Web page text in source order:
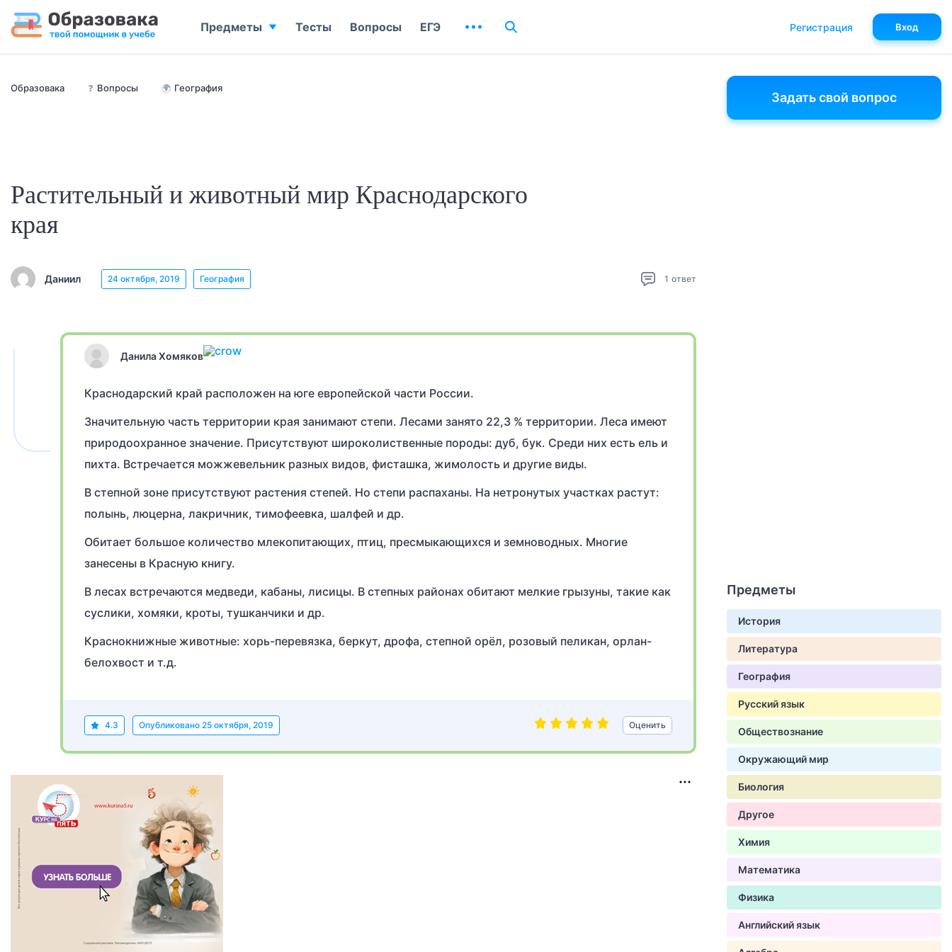
Образовака ❓ Вопросы 🌍 География
Растительный и животный мир Краснодарского
края
Даниил 24 октября, 2019 География 1 ответ
Данила Хомяков
Краснодарский край расположен на юге европейской части России.
Значительную часть территории края занимают степи. Лесами занято 22,3 % территории. Леса имеют
природоохранное значение. Присутствуют широколиственные породы: дуб, бук. Среди них есть ель и
пихта. Встречается можжевельник разных видов, фисташка, жимолость и другие виды.
В степной зоне присутствуют растения степей. Но степи распаханы. На нетронутых участках растут:
полынь, люцерна, лакричник, тимофеевка, шалфей и др.
Обитает большое количество млекопитающих, птиц, пресмыкающихся и земноводных. Многие
занесены в Красную книгу.
В лесах встречаются медведи, кабаны, лисицы. В степных районах обитают мелкие грызуны, такие как
суслики, хомяки, кроты, тушканчики и др.
Краснокнижные животные: хорь-перевязка, беркут, дрофа, степной орёл, розовый пеликан, орлан-
белохвост и т.д.
4.3 Опубликовано 25 октября, 2019 Оценить
Задать свой вопрос
Предметы
История
Литература
География
Русский язык
Обществознание
Окружающий мир
Биология
Другое
Химия
Математика
Физика
Английский язык
Предметы Тесты Вопросы ЕГЭ Регистрация Вход